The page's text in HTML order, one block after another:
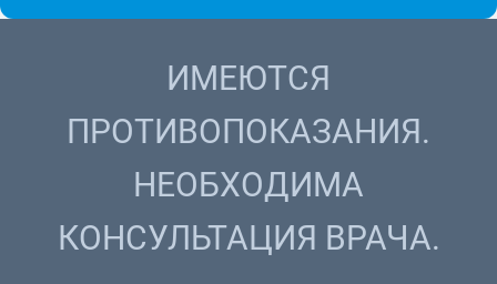
ИМЕЮТСЯ
ПРОТИВОПОКАЗАНИЯ.
НЕОБХОДИМА
КОНСУЛЬТАЦИЯ ВРАЧА.